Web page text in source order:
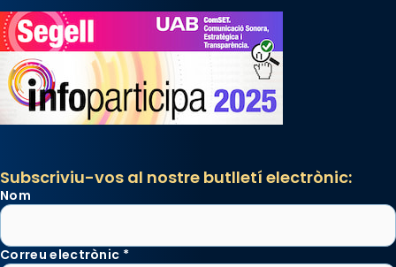
Subscriviu-vos al nostre butlletí electrònic:
Nom
Correu electrònic *